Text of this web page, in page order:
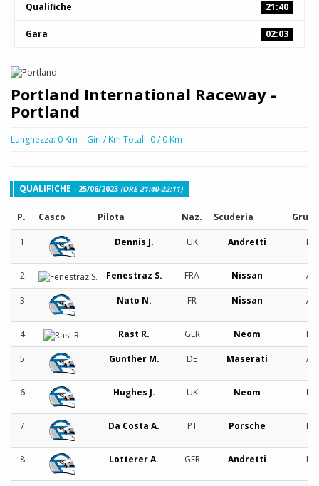
Qualifiche 21:40
Gara 02:03
Portland International Raceway -
Portland
Lunghezza: 0 Km Giri / Km Totali: 0 / 0 Km
QUALIFICHE - 25/06/2023 (ORE 21:40-22:11)
P. Casco Pilota Naz. Scuderia
1 Dennis J. UK Andretti B
2 Fenestraz S. FRA Nissan A
3 Nato N. FR Nissan A
4 Rast R. GER Neom B
5 Gunther M. DE Maserati A
6 Hughes J. UK Neom B
7 Da Costa A. PT Porsche B
8 Lotterer A. GER Andretti B